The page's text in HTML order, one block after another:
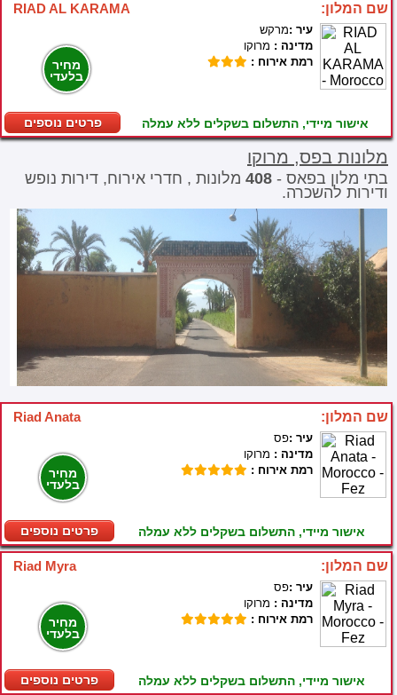
RIAD AL KARAMA שם המלון:
מחיר
בלעדי
פרטים נוספים
עיר :מרקש
מדינה : מרוקו
רמת אירוח :
אישור מיידי, התשלום בשקלים ללא עמלה
מלונות בפס, מרוקו
בתי מלון בפאס - 408 מלונות , חדרי אירוח, דירות נופש
ודירות להשכרה.
Riad Anata שם המלון:
מחיר
בלעדי
פרטים נוספים
עיר :פס
מדינה : מרוקו
רמת אירוח :
אישור מיידי, התשלום בשקלים ללא עמלה
Riad Myra שם המלון:
מחיר
בלעדי
פרטים נוספים
עיר :פס
מדינה : מרוקו
רמת אירוח :
אישור מיידי, התשלום בשקלים ללא עמלה